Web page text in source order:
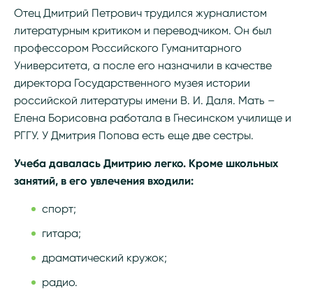
Отец Дмитрий Петрович трудился журналистом
литературным критиком и переводчиком. Он был
профессором Российского Гуманитарного
Университета, а после его назначили в качестве
директора Государственного музея истории
российской литературы имени В. И. Даля. Мать –
Елена Борисовна работала в Гнесинском училище и
РГГУ. У Дмитрия Попова есть еще две сестры.
Учеба давалась Дмитрию легко. Кроме школьных
занятий, в его увлечения входили:
спорт;
гитара;
драматический кружок;
радио.